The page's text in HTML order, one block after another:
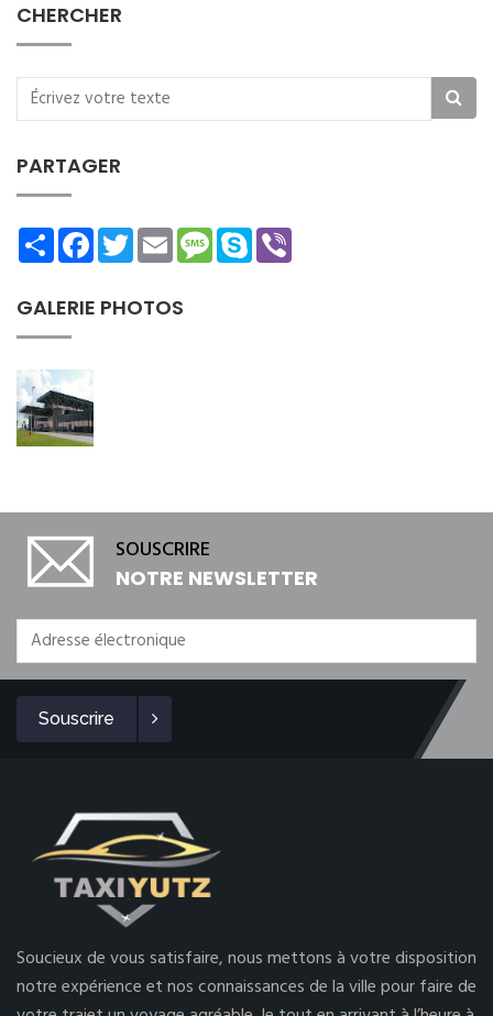
CHERCHER
PARTAGER
ShareFacebookTwitterEmailMessage
Skype
GALERIE PHOTOS
SOUSCRIRE
NOTRE NEWSLETTER
Souscrire
Soucieux de vous satisfaire, nous mettons à votre disposition
notre expérience et nos connaissances de la ville pour faire de